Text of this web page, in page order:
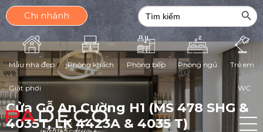
Chi nhánh
Search
for:
Search
Mẫu nhà đẹp Phòng khách Phòng bếp Phòng ngủ Trẻ em
Giặt phơi WC
Cửa Gỗ An Cường H1 (MS 478 SHG &
4035T, LK 4423A & 4035 T)